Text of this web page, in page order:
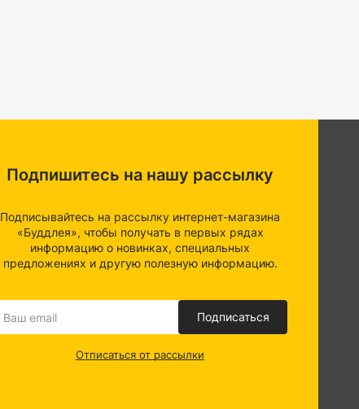
Подпишитесь на нашу рассылку
Подписывайтесь на рассылку интернет-магазина
«Буддлея», чтобы получать в первых рядах
информацию о новинках, специальных
предложениях и другую полезную информацию.
Подписаться
Отписаться от рассылки